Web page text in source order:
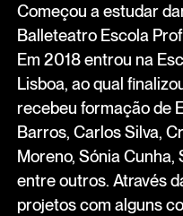
Começou a estudar
Balleteatro Escola
Em 2018 entrou na
Lisboa, ao qual
recebeu formação de
Barros, Carlos Silva,
Moreno, Sónia Cunha,
entre outros. Através
projetos com alguns